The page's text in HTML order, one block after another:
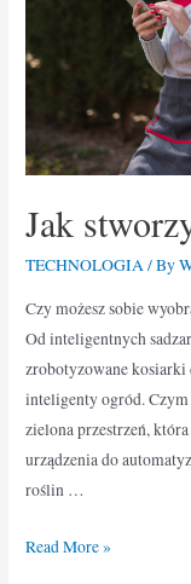
Jak
TECHNOLOGIA/ By
Czy możesz sobie
Od inteligentnych
zrobotyzowane
inteligenty ogród.
zielona przestrzeń,
urządzenia do
roślin …
Read More »